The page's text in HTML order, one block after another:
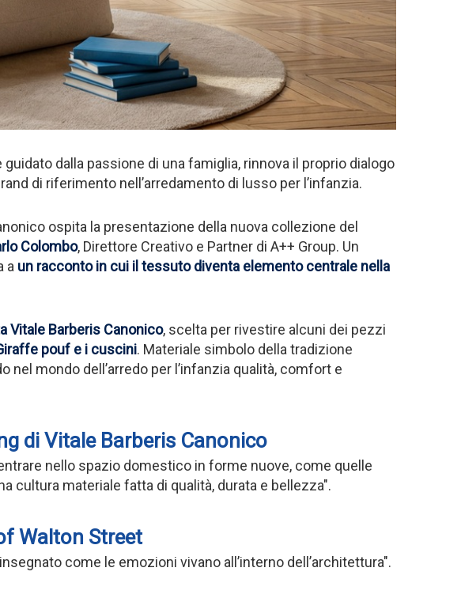
dalla passione di una famiglia, rinnova il proprio dialogo
di riferimento nell’arredamento di lusso per l’infanzia.
ospita la presentazione della nuova collezione del
Colombo, Direttore Creativo e Partner di A++ Group. Un
a un racconto in cui il tessuto diventa elemento centrale nella
Vitale Barberis Canonico, scelta per rivestire alcuni dei pezzi
pouf e i cuscini. Materiale simbolo della tradizione
mondo dell’arredo per l’infanzia qualità, comfort e
di Vitale Barberis Canonico
nello spazio domestico in forme nuove, come quelle
cultura materiale fatta di qualità, durata e bellezza".
Walton Street
come le emozioni vivano all’interno dell’architettura".